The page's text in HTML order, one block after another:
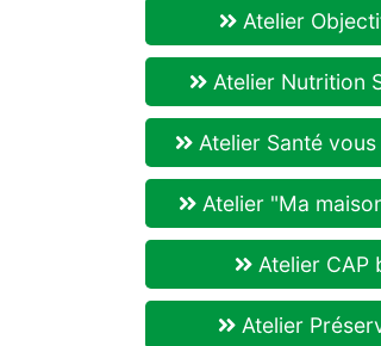
Atelier
Atelier Nutrition
Atelier Santé
Atelier "Ma
Atelier CAP
Atelier